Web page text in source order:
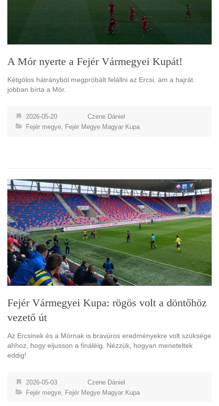
A Mór nyerte a Fejér Vármegyei Kupát!
Kétgólos hátrányból megpróbált felállni az Ercsi, ám a hajrát
jobban bírta a Mór.
2026-05-20
Czene Dániel
Fejér megye
Fejér Megye Magyar Kupa
Fejér Vármegyei Kupa: rögös volt a döntőhöz
vezető út
Az Ercsinek és a Mórnak is bravúros eredményekre volt szüksége
ahhoz, hogy eljusson a fináléig. Nézzük, hogyan meneteltek
eddig!
2026-05-03
Czene Dániel
Fejér megye, Fejér Megye Magyar Kupa